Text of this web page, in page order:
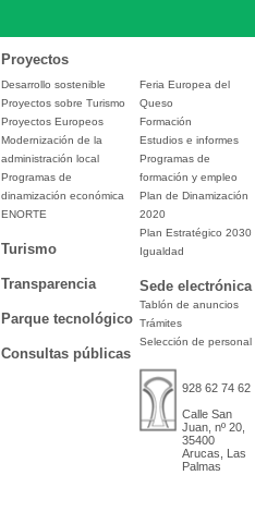
Proyectos
Desarrollo sostenible
Proyectos sobre Turismo
Proyectos Europeos
Modernización de la
administración local
Programas de
dinamización económica
ENORTE
Turismo
Transparencia
Parque tecnológico
Consultas públicas
Feria Europea del
Queso
Formación
Estudios e informes
Programas de
formación y empleo
Plan de Dinamización
2020
Plan Estratégico 2030
Igualdad
Sede electrónica
Tablón de anuncios
Trámites
Selección de personal
928 62 74 62
Calle San
Juan, nº 20,
35400
Arucas, Las
Palmas